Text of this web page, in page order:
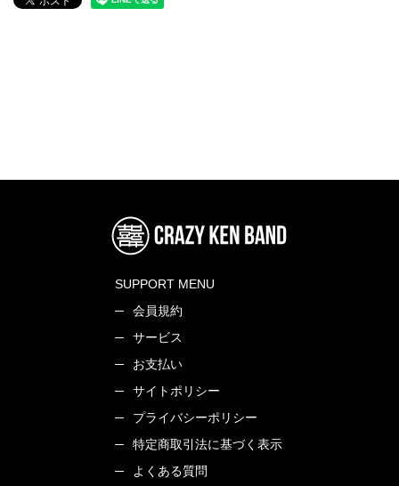
SUPPORT MENU
会員規約
サービス
お支払い
サイトポリシー
プライバシーポリシー
特定商取引法に基づく表示
よくある質問